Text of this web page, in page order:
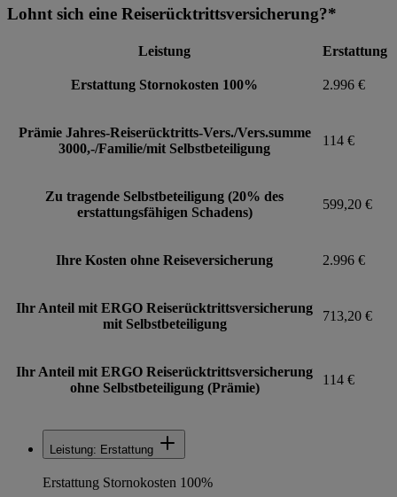
Lohnt sich eine Reiserücktrittsversicherung?*
Leistung Erstattung
Erstattung Stornokosten 100% 2.996 €
Prämie Jahres-Reiserücktritts-Vers./Vers.summe
3000,-/Familie/mit Selbstbeteiligung
114 €
Zu tragende Selbstbeteiligung (20% des
erstattungsfähigen Schadens)
599,20 €
Ihre Kosten ohne Reiseversicherung 2.996 €
Ihr Anteil mit ERGO Reiserücktrittsversicherung
mit Selbstbeteiligung
713,20 €
Ihr Anteil mit ERGO Reiserücktrittsversicherung
ohne Selbstbeteiligung (Prämie)
114 €
Leistung: Erstattung
Erstattung Stornokosten 100%